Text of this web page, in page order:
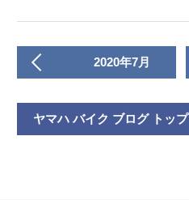
2020年7月
ヤマハ バイク ブログ トップ